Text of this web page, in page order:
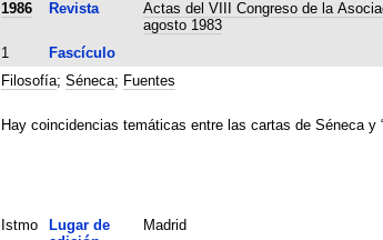
1986 Revista
Actas del VIII Congreso de la
agosto 1983
1 Fascículo
Filosofía; Séneca; Fuentes
Hay coincidencias temáticas entre las cartas de Séneca y
Istmo
Lugar de
Madrid